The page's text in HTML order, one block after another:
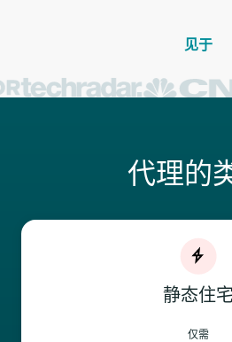
见于
代理的
静态住宅
仅需